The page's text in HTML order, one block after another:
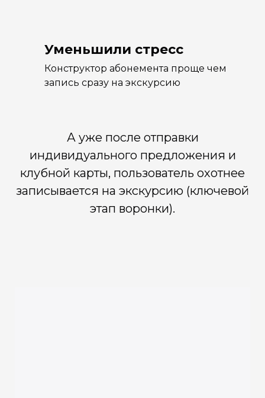
Уменьшили стресс
Конструктор абонемента проще чем
запись сразу на экскурсию
А уже после отправки
индивидуального предложения и
клубной карты, пользователь охотнее
записывается на экскурсию (ключевой
этап воронки).